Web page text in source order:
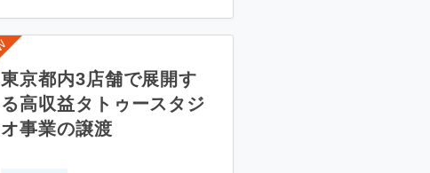
東京都内3店舗で展開す
る高収益タトゥースタジ
オ事業の譲渡